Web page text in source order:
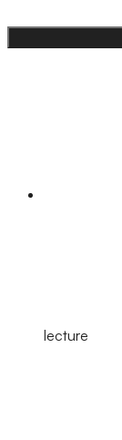
lecture